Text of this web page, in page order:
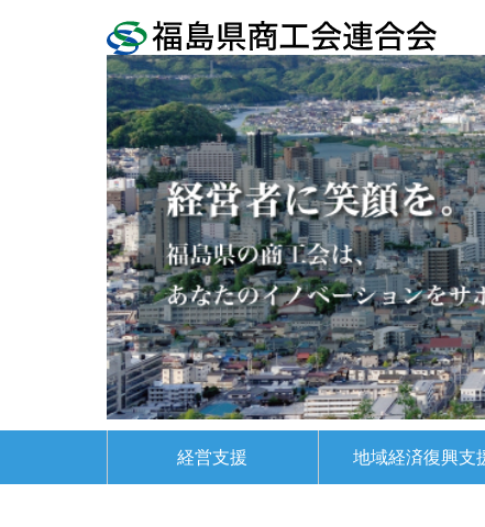
経営支援 地域経済復興支